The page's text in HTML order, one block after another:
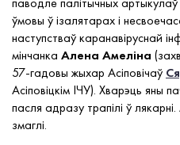
ўмовы ў ізалятарах і
наступстваў каранавіруснай
мінчанка Алена Амеліна
57-гадовы жыхар Асіповічаў
Асіповіцкім ІЧУ). Хварэць яны
пасля адразу трапілі ў
змаглі.